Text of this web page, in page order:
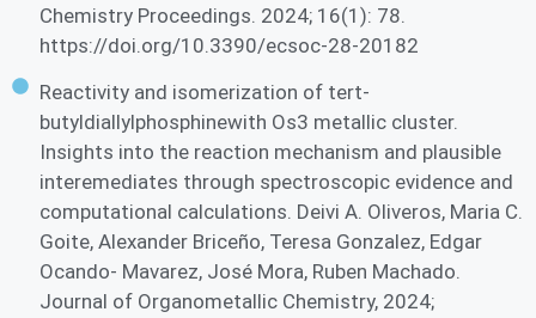
Chemistry Proceedings. 2024; 16(1): 78.
https://doi.org/10.3390/ecsoc-28-20182
Reactivity and isomerization of tert-
butyldiallylphosphinewith Os3 metallic cluster.
Insights into the reaction mechanism and plausible
interemediates through spectroscopic evidence and
computational calculations. Deivi A. Oliveros, Maria C.
Goite, Alexander Briceño, Teresa Gonzalez, Edgar
Ocando- Mavarez, José Mora, Ruben Machado.
Journal of Organometallic Chemistry, 2024;